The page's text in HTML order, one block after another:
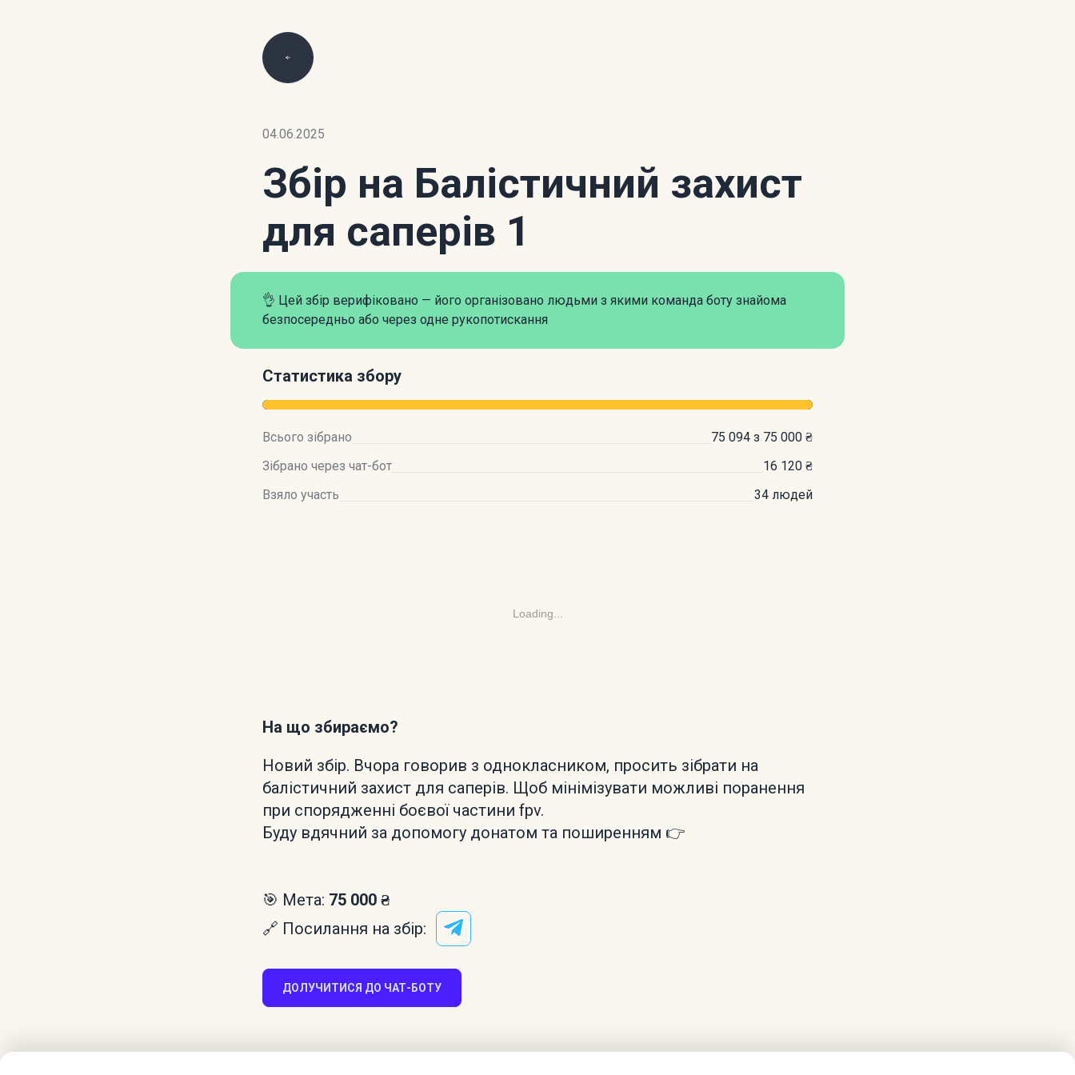
04.06.2025
Збір на Балістичний захист
для саперів 1
👌 Цей збір верифіковано — його організовано людьми з якими команда боту знайома
безпосередньо або через одне рукопотискання
Статистика збору
Всього зібрано
75 094 з 75 000 ₴
Зібрано через чат-бот
16 120 ₴
Взяло участь
34 людей
Loading...
На що збираємо?
Новий збір. Вчора говорив з однокласником, просить зібрати на
балістичний захист для саперів. Щоб мінімізувати можливі поранення
при спорядженні боєвої частини fpv.
Буду вдячний за допомогу донатом та поширенням 👉
🎯 Мета: 75 000 ₴
🔗 Посилання на збір:
ДОЛУЧИТИСЯ ДО ЧАТ-БОТУ